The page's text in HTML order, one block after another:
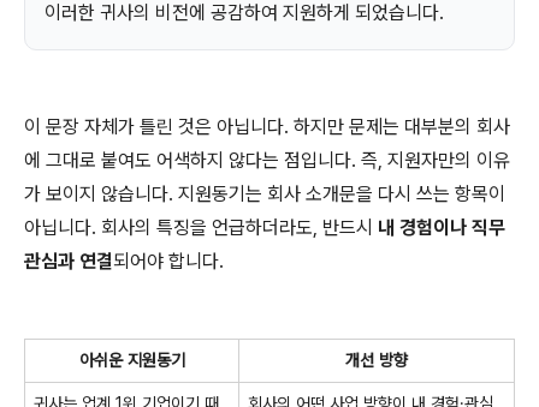
이러한 귀사의 비전에 공감하여 지원하게 되었습니다.
이 문장 자체가 틀린 것은 아닙니다. 하지만 문제는 대부분의 회사
에 그대로 붙여도 어색하지 않다는 점입니다. 즉, 지원자만의 이유
가 보이지 않습니다. 지원동기는 회사 소개문을 다시 쓰는 항목이
아닙니다. 회사의 특징을 언급하더라도, 반드시 내 경험이나 직무
관심과 연결되어야 합니다.
아쉬운 지원동기 개선 방향